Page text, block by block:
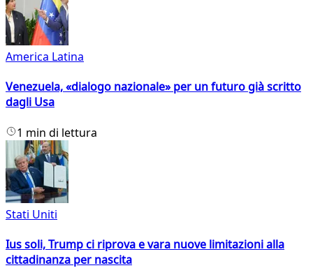
America Latina
Venezuela, «dialogo nazionale» per un futuro già scritto
dagli Usa
1 min di lettura
Stati Uniti
Ius soli, Trump ci riprova e vara nuove limitazioni alla
cittadinanza per nascita